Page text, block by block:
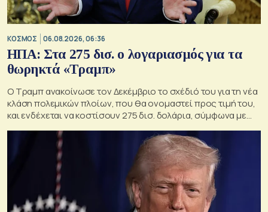
ΚΟΣΜΟΣ 06.08.2026, 06:36
ΗΠΑ: Στα 275 δισ. ο λογαριασμός για τα
θωρηκτά «Τραμπ»
Ο Τραμπ ανακοίνωσε τον Δεκέμβριο το σχέδιό του για τη νέα
κλάση πολεμικών πλοίων, που θα ονομαστεί προς τιμή του,
και ενδέχεται να κοστίσουν 275 δισ. δολάρια, σύμφωνα με
εκτιμήσεις του Κογκρέσου.